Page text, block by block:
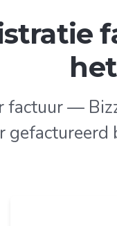
factuur —